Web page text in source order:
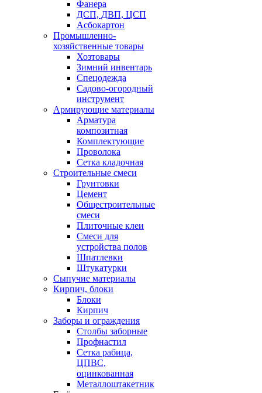
Фанера
ДСП, ДВП, ЦСП
Асбокартон
Промышленно-
хозяйственные товары
Хозтовары
Зимний инвентарь
Спецодежда
Садово-огородный
инструмент
Армирующие материалы
Арматура
композитная
Комплектующие
Проволока
Сетка кладочная
Строительные смеси
Грунтовки
Цемент
Общестроительные
смеси
Плиточные клеи
Смеси для
устройства полов
Шпатлевки
Штукатурки
Сыпучие материалы
Кирпич, блоки
Блоки
Кирпич
Заборы и ограждения
Столбы заборные
Профнастил
Сетка рабица,
ЦПВС,
оцинкованная
Металлоштакетник